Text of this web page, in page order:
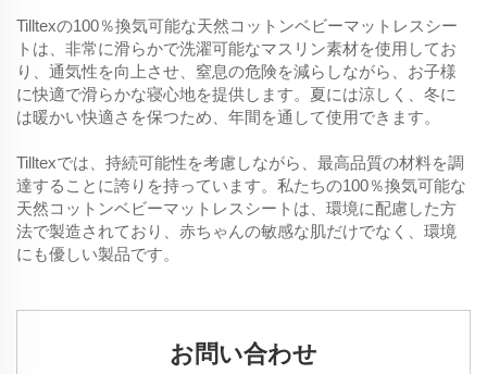
Tilltexの100％換気可能な天然コットンベビーマットレスシー
トは、非常に滑らかで洗濯可能なマスリン素材を使用してお
り、通気性を向上させ、窒息の危険を減らしながら、お子様
に快適で滑らかな寝心地を提供します。夏には涼しく、冬に
は暖かい快適さを保つため、年間を通して使用できます。
Tilltexでは、持続可能性を考慮しながら、最高品質の材料を調
達することに誇りを持っています。私たちの100％換気可能な
天然コットンベビーマットレスシートは、環境に配慮した方
法で製造されており、赤ちゃんの敏感な肌だけでなく、環境
にも優しい製品です。
お問い合わせ